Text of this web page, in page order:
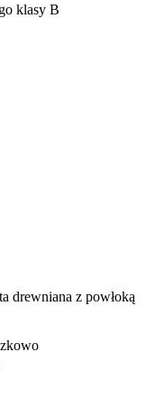
klasy B
drewniana z powłoką